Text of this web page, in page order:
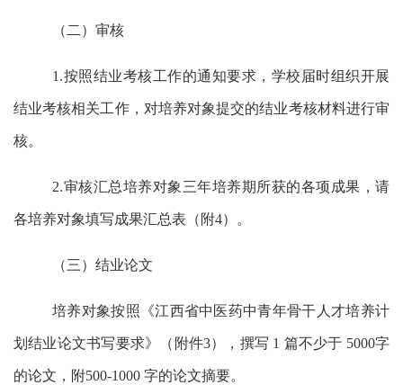
（二）审核
1.按照结业考核工作的通知要求，学校届时组织开展
结业考核相关工作，对培养对象提交的结业考核材料进行审
核。
2.审核汇总培养对象三年培养期所获的各项成果，请
各培养对象填写成果汇总表（附4）。
（三）结业论文
培养对象按照《江西省中医药中青年骨干人才培养计
划结业论文书写要求》（附件3），撰写 1 篇不少于 5000字
的论文，附500-1000 字的论文摘要。